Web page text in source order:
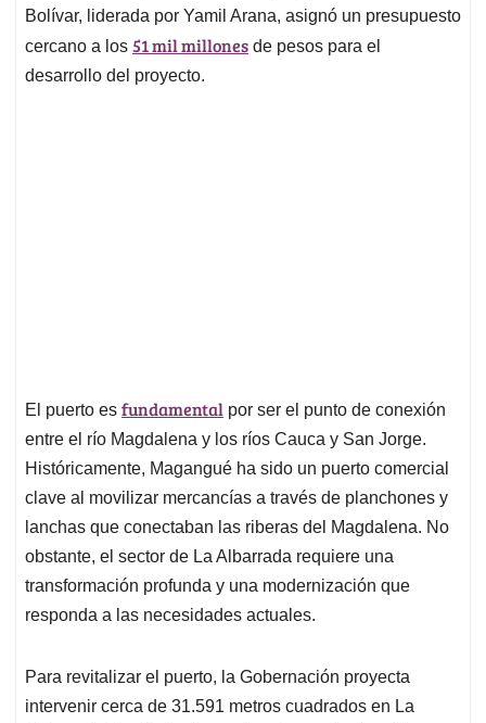
Bolívar, liderada por Yamil Arana, asignó un presupuesto
cercano a los 51 mil millones de pesos para el
desarrollo del proyecto.
El puerto es fundamental por ser el punto de conexión
entre el río Magdalena y los ríos Cauca y San Jorge.
Históricamente, Magangué ha sido un puerto comercial
clave al movilizar mercancías a través de planchones y
lanchas que conectaban las riberas del Magdalena. No
obstante, el sector de La Albarrada requiere una
transformación profunda y una modernización que
responda a las necesidades actuales.
Para revitalizar el puerto, la Gobernación proyecta
intervenir cerca de 31.591 metros cuadrados en La